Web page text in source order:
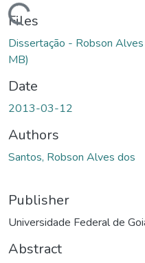
Files
Dissertação - Robson
MB)
Date
2013-03-12
Authors
Santos, Robson Alves dos
Publisher
Universidade Federal de
Abstract